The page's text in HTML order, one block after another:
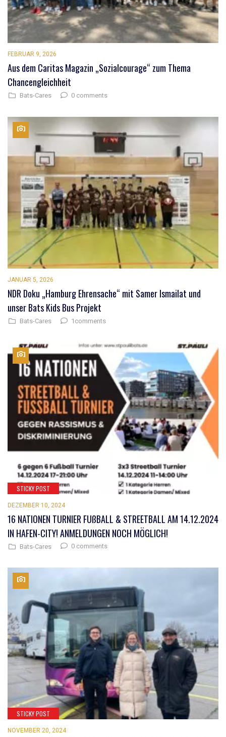
FEBRUAR 9, 2026
Aus dem Caritas Magazin „Sozialcourage“ zum Thema
Chancengleichheit
Bats-Cares 0 comments
JANUAR 5, 2026
NDR Doku „Hamburg Ehrensache“ mit Samer Ismailat und
unser Bats Kids Bus Projekt
Bats-Cares 1comments
STICKY POST
DEZEMBER 10, 2024
16 NATIONEN TURNIER FUßBALL & STREETBALL AM 14.12.2024
IN HAFEN-CITY! ANMELDUNGEN NOCH MÖGLICH!
Bats-Cares 0 comments
STICKY POST
NOVEMBER 20, 2024